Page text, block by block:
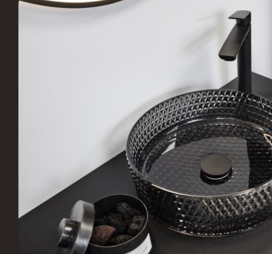
Stark Hillerød JKE
Vordingborg Køkkenet –
Vesterport
Ved Vesterport 9, 1612
København V, Danmark
Vejle